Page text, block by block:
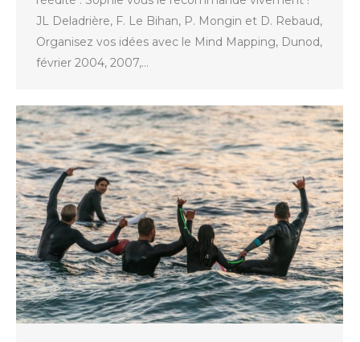
JL Deladrière, F. Le Bihan, P. Mongin et D. Rebaud,
Organisez vos idées avec le Mind Mapping, Dunod,
février 2004, 2007,…